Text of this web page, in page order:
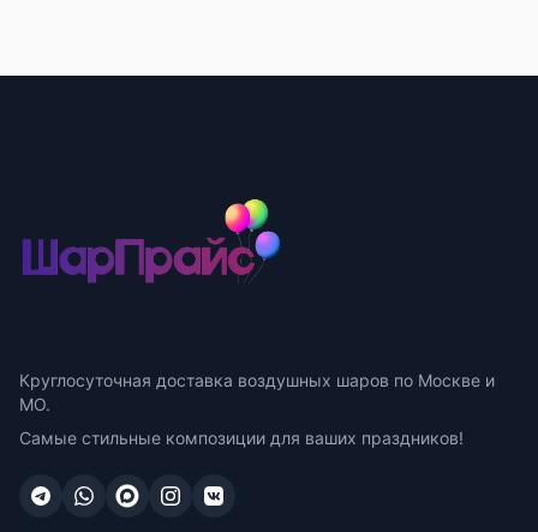
Круглосуточная доставка воздушных шаров по Москве и
МО.
Самые стильные композиции для ваших праздников!